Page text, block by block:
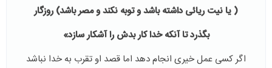
( یا نیت ریائی داشته باشد و توبه نکند و مصر باشد) روزگار
بگذرد تا آنکه خدا کار بدش را آشکار سازد»
اگر كسی عمل خیری انجام دهد اما قصد او تقرب به خدا نباشد